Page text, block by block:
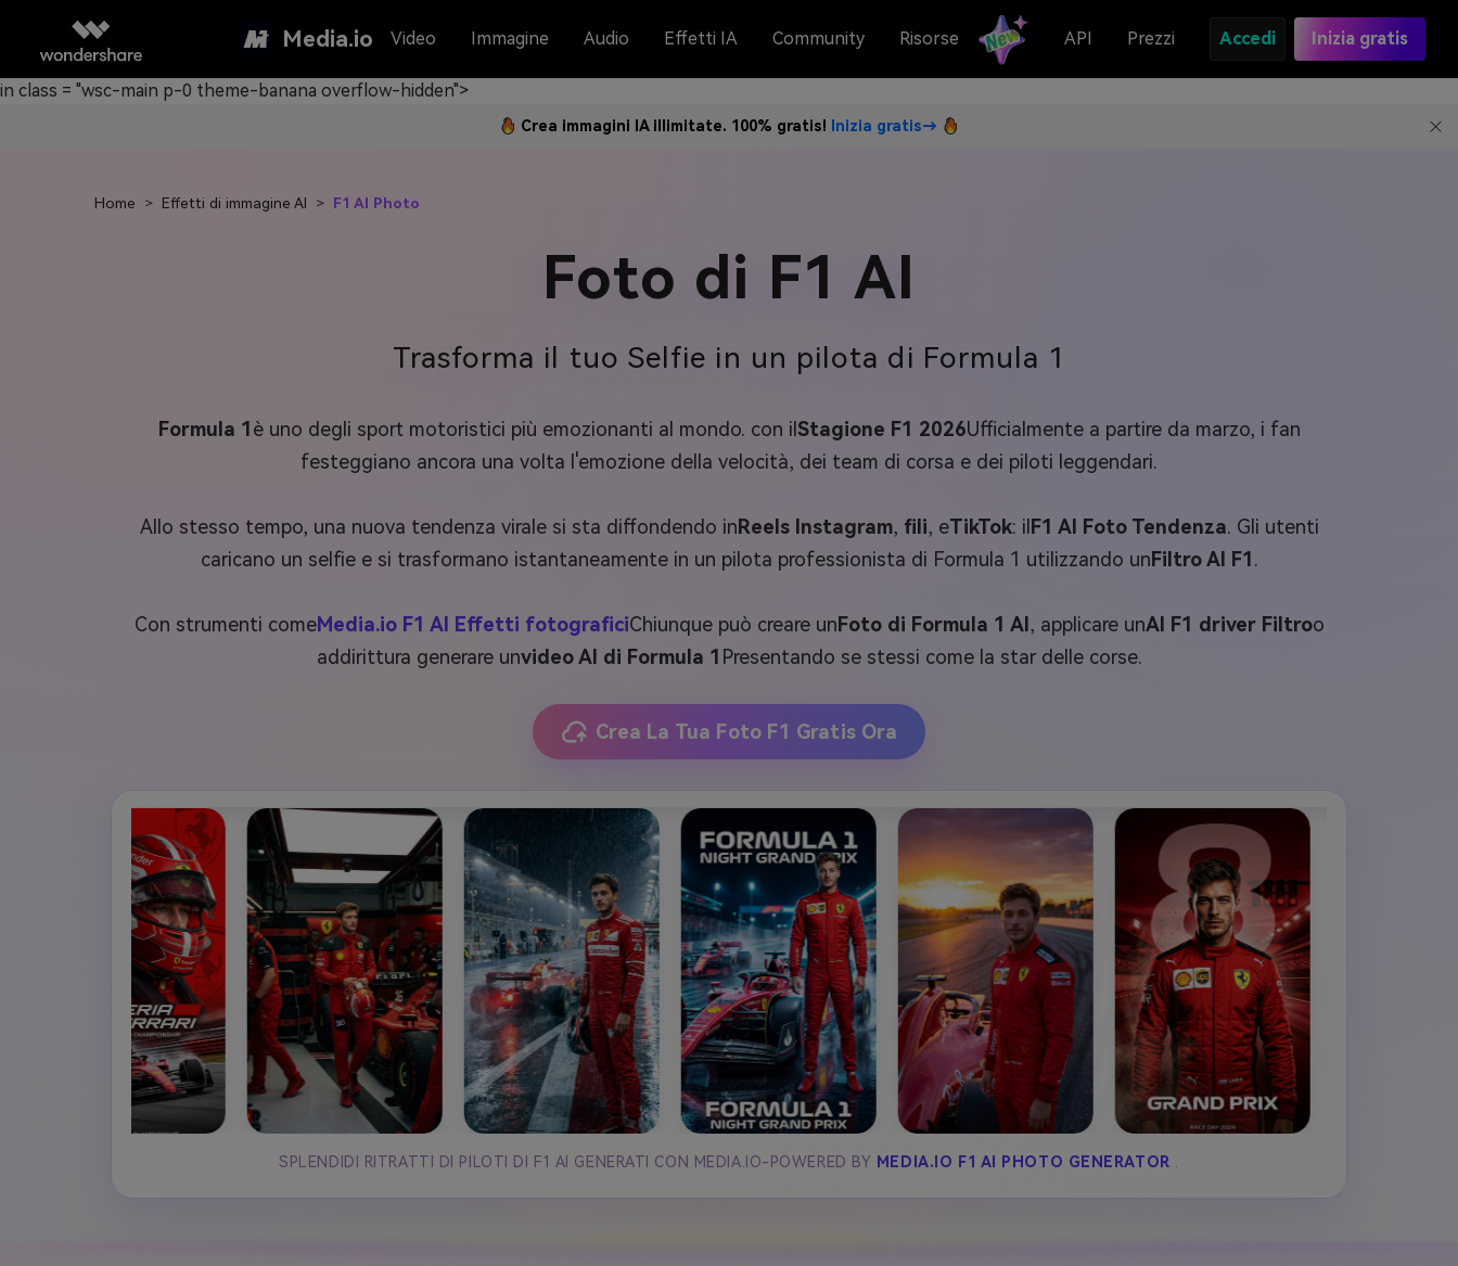
Media.io Video Immagine Audio Effetti IA Community Risorse API Prezzi Accedi Inizia gratis
in class = "wsc-main p-0 theme-banana overflow-hidden">
Crea immagini IA illimitate. 100% gratis! Inizia gratis→
Home > Effetti di immagine AI > F1 AI Photo
Foto di F1 AI
Trasforma il tuo Selfie in un pilota di Formula 1
Formula 1 è uno degli sport motoristici più emozionanti al mondo. con il Stagione F1 2026Ufficialmente a partire da marzo, i fan
festeggiano ancora una volta l'emozione della velocità, dei team di corsa e dei piloti leggendari.
Allo stesso tempo, una nuova tendenza virale si sta diffondendo inReels Instagram, fili, eTikTok: il F1 AI Foto Tendenza. Gli utenti
caricano un selfie e si trasformano istantaneamente in un pilota professionista di Formula 1 utilizzando unFiltro AI F1 .
Con strumenti comeMedia.io F1 AI Effetti fotograficiChiunque può creare unFoto di Formula 1 AI , applicare unAI F1 driver Filtroo
addirittura generare unvideo AI di Formula 1 Presentando se stessi come la star delle corse.
Crea La Tua Foto F1 Gratis Ora
SPLENDIDI RITRATTI DI PILOTI DI F1 AI GENERATI CON MEDIA.IO-POWERED BY MEDIA.IO F1 AI PHOTO GENERATOR